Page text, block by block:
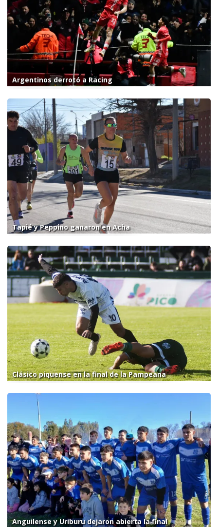
Argentinos derrotó a Racing
Tapié y Peppino ganaron en Acha
Clásico piquense en la final de la Pampeana
Anguilense y Uriburu dejaron abierta la final